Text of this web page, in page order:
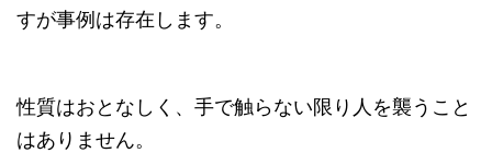
すが事例は存在します。
性質はおとなしく、手で触らない限り人を襲うこと
はありません。